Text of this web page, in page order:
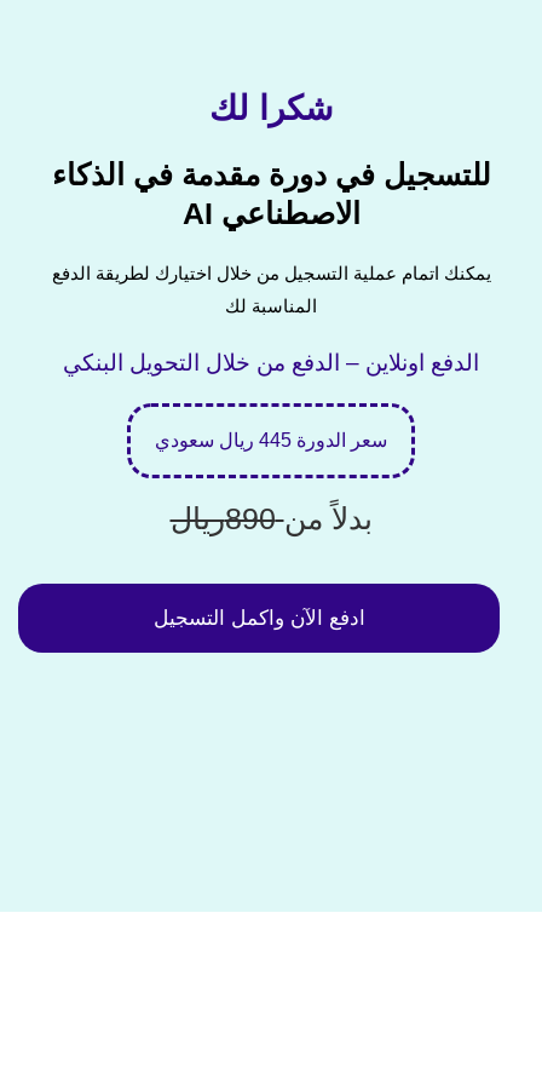
شكرا لك
للتسجيل في دورة مقدمة في الذكاء
الاصطناعي AI
يمكنك اتمام عملية التسجيل من خلال اختيارك لطريقة الدفع
المناسبة لك
الدفع اونلاين – الدفع من خلال التحويل البنكي
سعر الدورة 445 ريال سعودي
بدلاً من890ريال
ادفع الآن واكمل التسجيل